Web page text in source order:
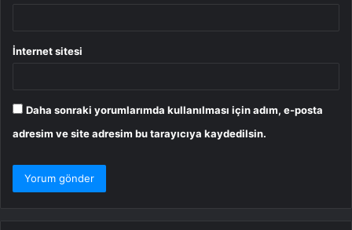
İnternet sitesi
Daha sonraki yorumlarımda kullanılması için adım, e-posta
adresim ve site adresim bu tarayıcıya kaydedilsin.